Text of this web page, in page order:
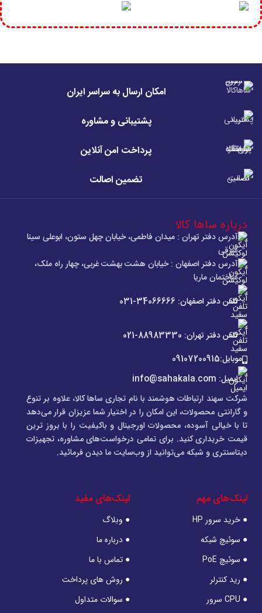
امکان ارسال به سراسر ایران
پشتیبانی و مشاوره
پرداخت امن آنلاین
تضمین اصالت
درباره ساها کالا
آدرس دفتر تهران : میدان فاطمی، خیابان چهل ستون، ابوعلی سینا
شرقی
آدرس دفتر اصفهان : خیابان هشت بهشت غربی، چهار راه ملک،
ساختمان ماریا
تلفن دفتر اصفهان: 34066666-031
تلفن دفتر تهران: 88983330-021
موبایل:09107200915
ایمیل: info@sahakala.com
شرکت سهند ارتباطات هوشمند با نام تجاری ساها کالا، علاوه‌ بر تنوع
و گارانتی محصولات، این امکان را در اختیار شما عزیزان قرار می‌دهد
تا با خیالی آسوده، محصولات اورجینال و باکیفیت را با بروز ترین
قیمت خریداری کنید. برای تمامی درخواست‌های مشاوره، تجهیزات
دیتاسنتری و شبکه می‌توانید از وب‌سایت ما دیدن فرمائید.
لینک‌های مهم
● خرید سرور HP
● سوئیچ شبکه
● سوئیچ PoE
● رید کنترلر
● CPU سرور
لینک‌های مفید
● وبلاگ
● درباره ما
● تماس با ما
● روش های پرداخت
● سوالات متداول